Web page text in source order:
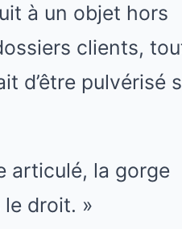
à un objet hors
clients,
d’être pulvérisé
articulé, la gorge
le droit. »